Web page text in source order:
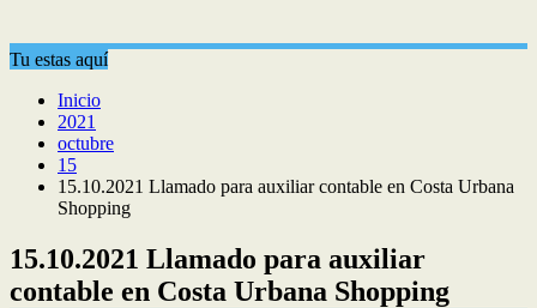
Tu estas aquí
Inicio
2021
octubre
15
15.10.2021 Llamado para auxiliar contable en Costa Urbana
Shopping
15.10.2021 Llamado para auxiliar
contable en Costa Urbana Shopping